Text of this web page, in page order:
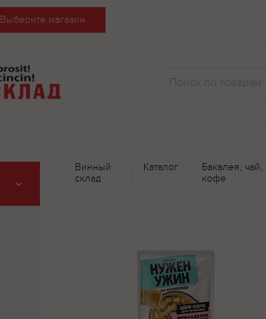
Выберите магазин
Винный
склад
Каталог
Бакалея, чай,
кофе